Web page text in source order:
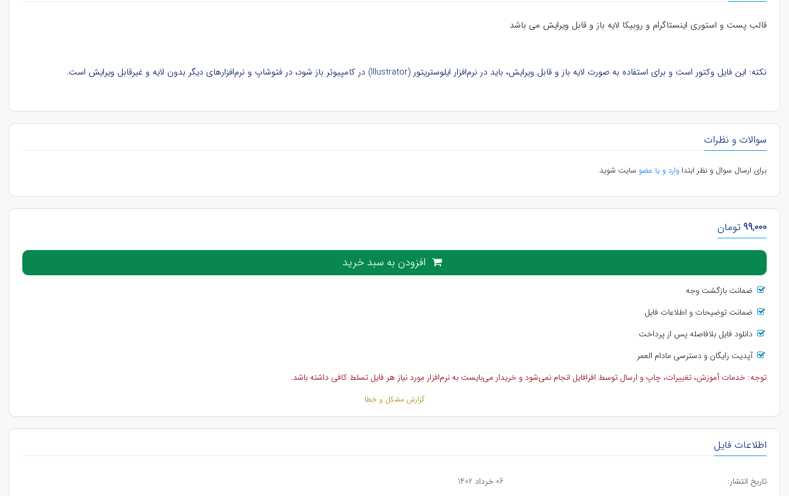
قالب پست و استوری اینستاگرام و روبیکا لایه باز و قابل ویرایش می باشد
نکته: این فایل وکتور است و برای استفاده به صورت لایه باز و قابل ویرایش، باید در نرم‌افزار ایلوستریتور (Illustrator) در کامپیوتر باز شود، در فتوشاپ و نرم‌افزارهای دیگر بدون لایه و غیرقابل ویرایش است.
سوالات و نظرات
برای ارسال سوال و نظر ابتداوارد و یا عضو سایت شوید.
99,000 تومان
افزودن به سبد خرید
ضمانت بازگشت وجه
ضمانت توضیحات و اطلاعات فایل
دانلود فایل بلافاصله پس از پرداخت
آپدیت رایگان و دسترسی مادام العمر
توجه: خدمات آموزش، تغییرات، چاپ و ارسال توسط افرافایل انجام نمی‌شود و خریدار می‌بایست به نرم‌افزار مورد نیاز هر فایل تسلط کافی داشته باشد.
گزارش مشکل و خطا
اطلاعات فایل
تاریخ انتشار:
06 خرداد 1402